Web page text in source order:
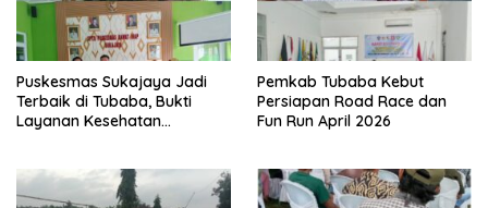
Puskesmas Sukajaya Jadi
Terbaik di Tubaba, Bukti
Layanan Kesehatan
Pemkab Tubaba Kebut
Persiapan Road Race dan
Fun Run April 2026